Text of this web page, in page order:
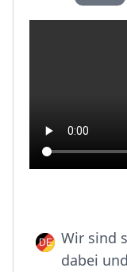
Wir sind
dabei